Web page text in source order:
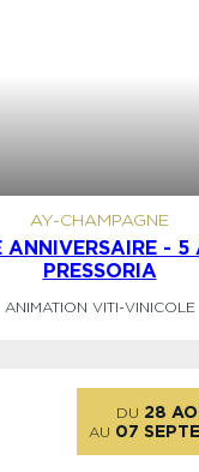
AY-CHAMPAGNE
ANNIVERSAIRE - 5
PRESSORIA
ANIMATION VITI-VINICOLE
DU 28
AU 07